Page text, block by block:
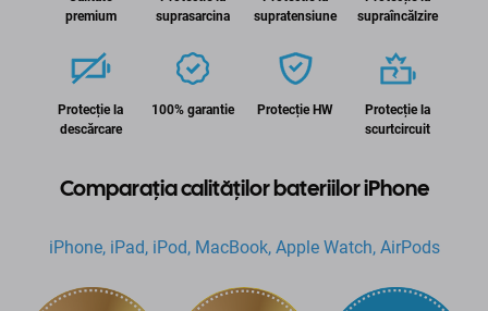
premium
suprasarcina
supratensiune
supraîncălzire
Protecție la
descărcare
100% garantie Protecție HW
Protecție la
scurtcircuit
Comparația calităților bateriilor iPhone
iPhone, iPad, iPod, MacBook, Apple Watch, AirPods